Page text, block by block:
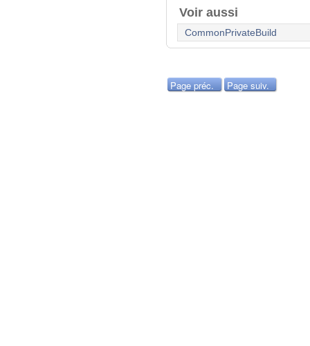
Voir aussi
CommonPrivateBuild
Page préc. Page suiv.